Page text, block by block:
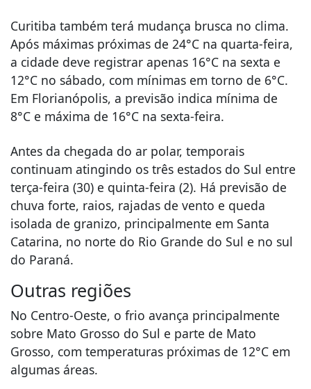
Curitiba também terá mudança brusca no clima.
Após máximas próximas de 24°C na quarta-feira,
a cidade deve registrar apenas 16°C na sexta e
12°C no sábado, com mínimas em torno de 6°C.
Em Florianópolis, a previsão indica mínima de
8°C e máxima de 16°C na sexta-feira.
Antes da chegada do ar polar, temporais
continuam atingindo os três estados do Sul entre
terça-feira (30) e quinta-feira (2). Há previsão de
chuva forte, raios, rajadas de vento e queda
isolada de granizo, principalmente em Santa
Catarina, no norte do Rio Grande do Sul e no sul
do Paraná.
Outras regiões
No Centro-Oeste, o frio avança principalmente
sobre Mato Grosso do Sul e parte de Mato
Grosso, com temperaturas próximas de 12°C em
algumas áreas.